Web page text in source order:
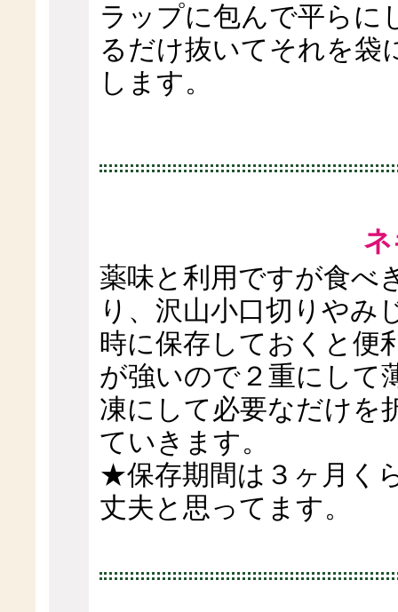
ラップに包んで平らに
るだけ抜いてそれを袋
します。
薬味と利用ですが食べ
り、沢山小口切りやみ
時に保存しておくと便
が強いので２重にして
凍にして必要なだけを
ていきます。
★保存期間は３ヶ月く
丈夫と思ってます。